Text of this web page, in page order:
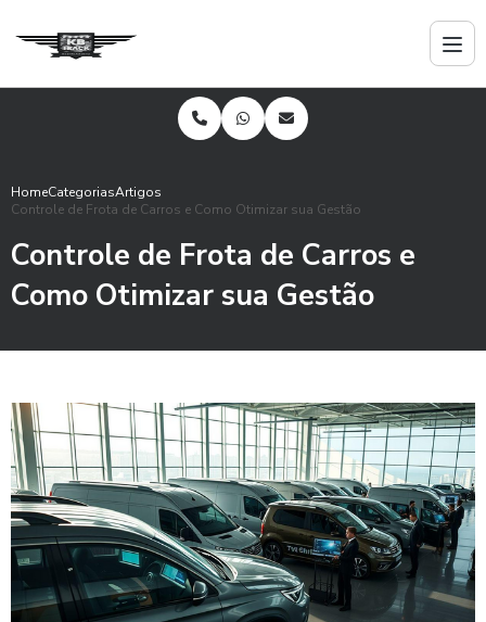
HomeCategoriasArtigos
Controle de Frota de Carros e Como Otimizar sua Gestão
Controle de Frota de Carros e
Como Otimizar sua Gestão